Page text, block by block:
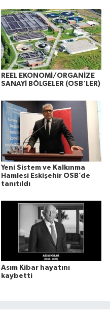
REEL EKONOMİ/ORGANİZE
SANAYİ BÖLGELER (OSB'LER)
Yeni Sistem ve Kalkınma
Hamlesi Eskişehir OSB’de
tanıtıldı
Asım Kibar hayatını
kaybetti